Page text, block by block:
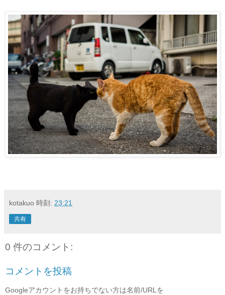
kotakuo 時刻: 23:21
共有
0 件のコメント:
コメントを投稿
Googleアカウントをお持ちでない方は名前/URLを